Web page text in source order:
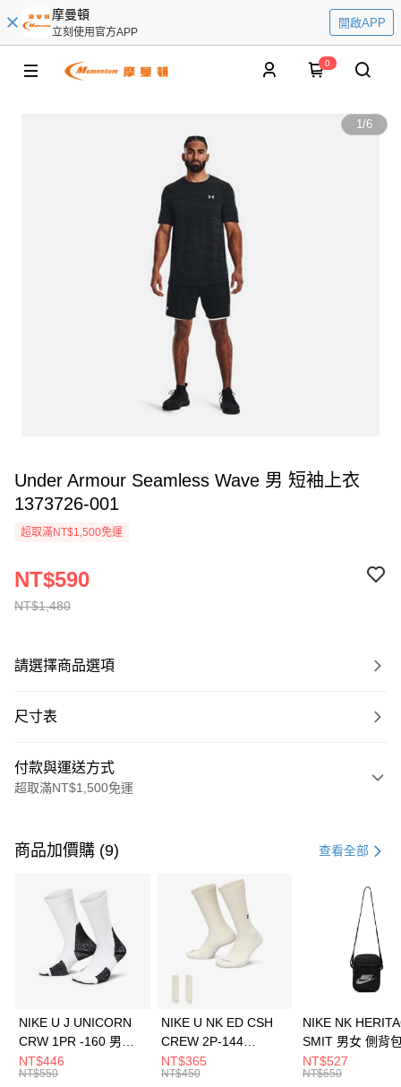
摩曼頓
立刻使用官方APP
開啟APP
0
1/6
Under Armour Seamless Wave 男 短袖上衣
1373726-001
超取滿NT$1,500免運
NT$1,480
NT$590
請選擇商品選項
尺寸表
付款與運送方式
超取滿NT$1,500免運
信用卡一次付款
3 期 0 利率 每期 21家銀行
合作金庫商業銀行
第一商業銀行
華南商業銀行
彰化商業銀行
上海商業儲蓄銀行
元大商業銀行
Apple Pay
全盈+PAY
AFTEE先享後付
商品加價購 (9) 查看全部
NIKE U J UNICORN
CRW 1PR -160 男女
中統襪 FZ3393100
NT$446
NT$550
NIKE U NK ED CSH
CREW 2P-144
EMBRDY 男女 短統襪
FZ3073133
NT$365
NT$450
NIKE NK
SMIT 男女 側背
BA5871010
NT$527
NT$650